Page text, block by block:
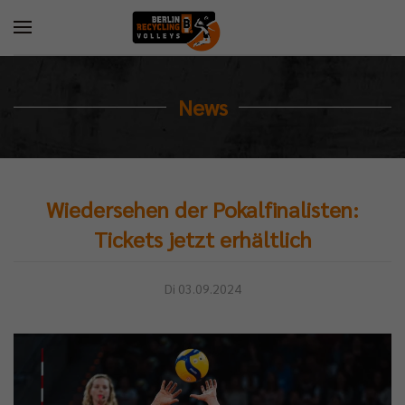
News
Wiedersehen der Pokalfinalisten:
Tickets jetzt erhältlich
Di 03.09.2024